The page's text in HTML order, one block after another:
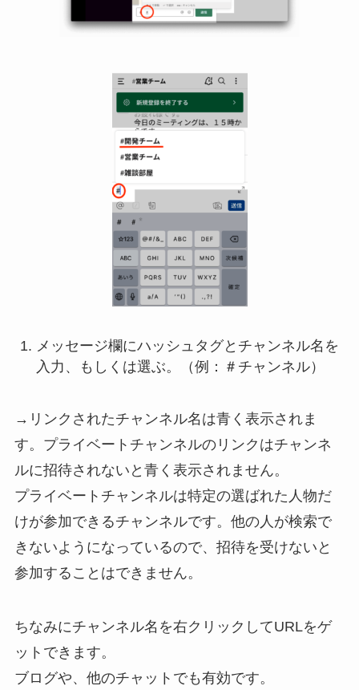
メッセージ欄にハッシュタグとチャンネル名を
入力、もしくは選ぶ。（例：＃チャンネル）
→リンクされたチャンネル名は青く表示されま
す。プライベートチャンネルのリンクはチャンネ
ルに招待されないと青く表示されません。
プライベートチャンネルは特定の選ばれた人物だ
けが参加できるチャンネルです。他の人が検索で
きないようになっているので、招待を受けないと
参加することはできません。
ちなみにチャンネル名を右クリックしてURLをゲ
ットできます。
ブログや、他のチャットでも有効です。